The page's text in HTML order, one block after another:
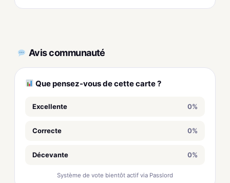
Avis communauté
Que pensez-vous de cette carte ?
Excellente 0%
Correcte 0%
Décevante 0%
Système de vote bientôt actif via Passlord